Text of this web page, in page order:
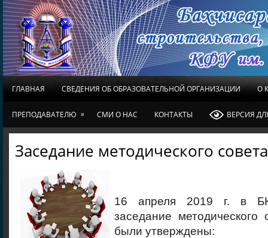
ГЛАВНАЯ СВЕДЕНИЯ ОБ ОБРАЗОВАТЕЛЬНОЙ ОРГАНИЗАЦИИ О
ПРЕПОДАВАТЕЛЮ » СМИ О НАС КОНТАКТЫ ВЕРСИЯ
Заседание методического совета
16 апреля 2019 г. в
заседание методического
были утверждены: